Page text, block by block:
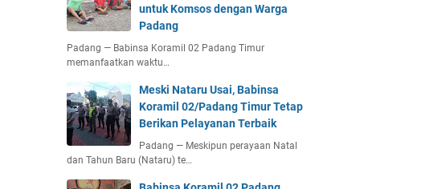
untuk Komsos dengan Warga
Padang
Padang — Babinsa Koramil 02 Padang Timur
memanfaatkan waktu…
Meski Nataru Usai, Babinsa
Koramil 02/Padang Timur Tetap
Berikan Pelayanan Terbaik
Padang — Meskipun perayaan Natal
dan Tahun Baru (Nataru) te…